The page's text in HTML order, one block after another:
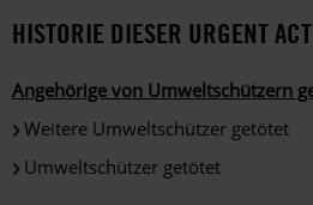
HISTORIE DIESER URGENT
Angehörige von Umweltschützern
Weitere Umweltschützer getötet
Umweltschützer getötet